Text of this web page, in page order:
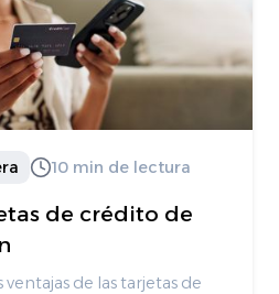
10 min de lectura
de crédito de
de las tarjetas de